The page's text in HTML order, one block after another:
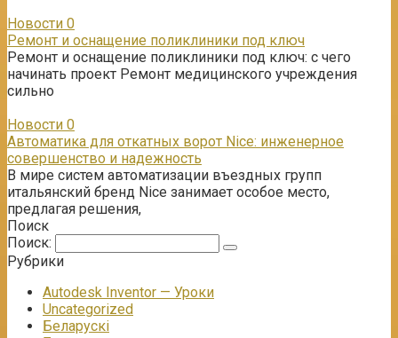
Новости 0
Ремонт и оснащение поликлиники под ключ
Ремонт и оснащение поликлиники под ключ: с чего
начинать проект Ремонт медицинского учреждения
сильно
Новости 0
Автоматика для откатных ворот Nice: инженерное
совершенство и надежность
В мире систем автоматизации въездных групп
итальянский бренд Nice занимает особое место,
предлагая решения,
Поиск
Поиск:
Рубрики
Autodesk Inventor — Уроки
Uncategorized
Беларускі